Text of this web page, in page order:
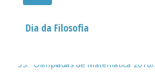
Dia da Filosofia